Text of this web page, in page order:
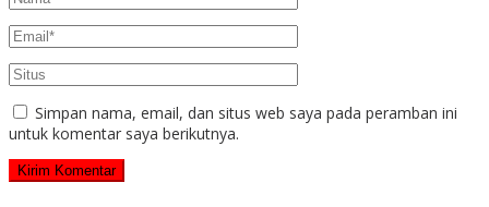
Simpan nama, email, dan situs web saya pada peramban ini
untuk komentar saya berikutnya.